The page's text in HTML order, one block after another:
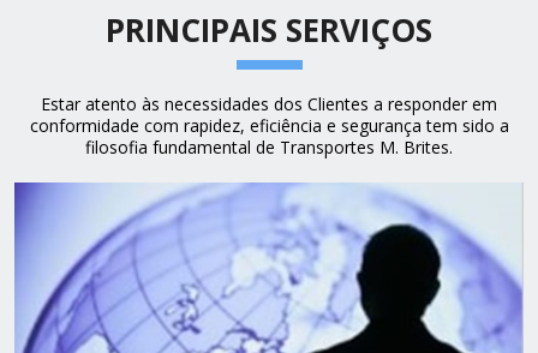
PRINCIPAIS SERVIÇOS
Estar atento às necessidades dos Clientes a responder em
conformidade com rapidez, eficiência e segurança tem sido a
filosofia fundamental de Transportes M. Brites.